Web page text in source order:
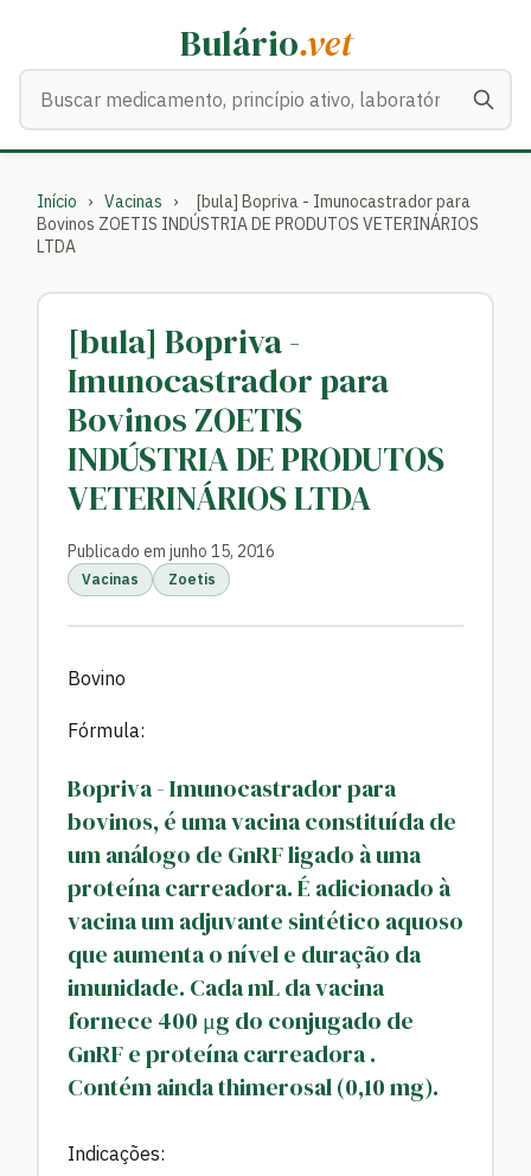
Bulário.vet
Início › Vacinas ›
[bula] Bopriva - Imunocastrador para
Bovinos ZOETIS INDÚSTRIA DE PRODUTOS VETERINÁRIOS
LTDA
[bula] Bopriva -
Imunocastrador para
Bovinos ZOETIS
INDÚSTRIA DE PRODUTOS
VETERINÁRIOS LTDA
Publicado em junho 15, 2016
Vacinas Zoetis
Bovino
Fórmula:
Bopriva - Imunocastrador para
bovinos, é uma vacina constituída de
um análogo de GnRF ligado à uma
proteína carreadora. É adicionado à
vacina um adjuvante sintético aquoso
que aumenta o nível e duração da
imunidade. Cada mL da vacina
fornece 400 μg do conjugado de
GnRF e proteína carreadora .
Contém ainda thimerosal (0,10 mg).
Indicações: